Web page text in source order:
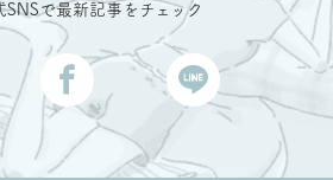
SNSで最新記事をチェック